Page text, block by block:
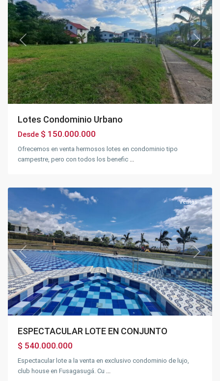
Previous Next
Lotes Condominio Urbano
Desde $ 150.000.000
Ofrecemos en venta hermosos lotes en condominio tipo
campestre, pero con todos los benefic
Previous Next
Ventas
ESPECTACULAR LOTE EN CONJUNTO
$ 540.000.000
Espectacular lote a la venta en exclusivo condominio de lujo,
club house en Fusagasugá. Cu